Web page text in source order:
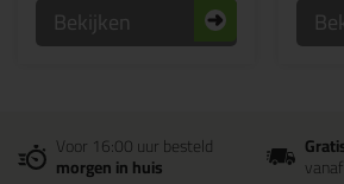
Bekijken
Voor 16:00 uur besteld
morgen in huis vanaf